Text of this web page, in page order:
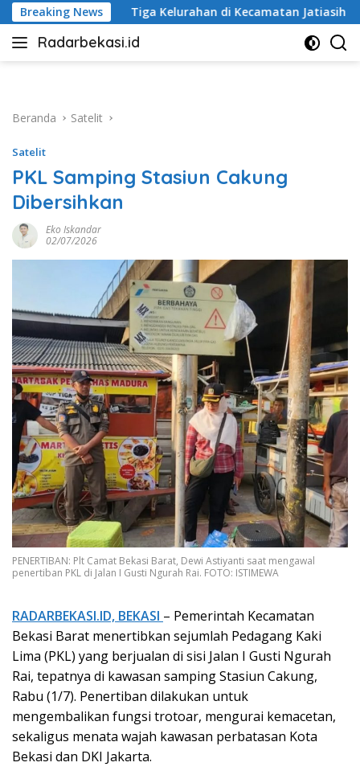
Langsung
ke
konten
Breaking News
Kelurahan di Kecamatan Jatiasih Belum Cairkan Dana RW
Radarbekasi.id
Berita
Beranda
Satelit
Satelit
PKL Samping Stasiun Cakung
Dibersihkan
Eko Iskandar
02/07/2026
PENERTIBAN: Plt Camat Bekasi Barat, Dewi Astiyanti saat mengawal
penertiban PKL di Jalan I Gusti Ngurah Rai. FOTO: ISTIMEWA
RADARBEKASI.ID, BEKASI – Pemerintah Kecamatan
Bekasi Barat menertibkan sejumlah Pedagang Kaki
Lima (PKL) yang berjualan di sisi Jalan I Gusti Ngurah
Rai, tepatnya di kawasan samping Stasiun Cakung,
Rabu (1/7). Penertiban dilakukan untuk
mengembalikan fungsi trotoar, mengurai kemacetan,
sekaligus menata wajah kawasan perbatasan Kota
Bekasi dan DKI Jakarta.